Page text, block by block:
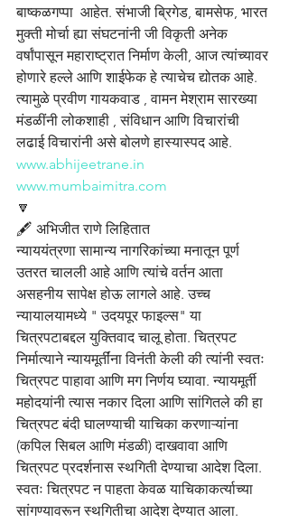
बाष्कळगप्पा  आहेत. संभाजी ब्रिगेड, बामसेफ, भारत
मुक्ती मोर्चा ह्या संघटनांनी जी विकृती अनेक
वर्षांपासून महाराष्ट्रात निर्माण केली, आज त्यांच्यावर
होणारे हल्ले आणि शाईफेक हे त्याचेच द्योतक आहे.
त्यामुळे प्रवीण गायकवाड , वामन मेश्राम सारख्या
मंडळींनी लोकशाही , संविधान आणि विचारांची
लढाई विचारांनी असे बोलणे हास्यास्पद आहे.
www.abhijeetrane.in
www.mumbaimitra.com
🔽
🖋️ अभिजीत राणे लिहितात
न्याययंत्रणा सामान्य नागरिकांच्या मनातून पूर्ण
उतरत चालली आहे आणि त्यांचे वर्तन आता
असहनीय सापेक्ष होऊ लागले आहे. उच्च
न्यायालयामध्ये " उदयपूर फाइल्स" या
चित्रपटाबद्दल युक्तिवाद चालू होता. चित्रपट
निर्मात्याने न्यायमूर्तींना विनंती केली की त्यांनी स्वतः
चित्रपट पाहावा आणि मग निर्णय घ्यावा. न्यायमूर्ती
महोदयांनी त्यास नकार दिला आणि सांगितले की हा
चित्रपट बंदी घालण्याची याचिका करणाऱ्यांना
(कपिल सिबल आणि मंडळी) दाखवावा आणि
चित्रपट प्रदर्शनास स्थगिती देण्याचा आदेश दिला.
स्वतः चित्रपट न पाहता केवळ याचिकाकर्त्याच्या
सांगण्यावरून स्थगितीचा आदेश देण्यात आला.